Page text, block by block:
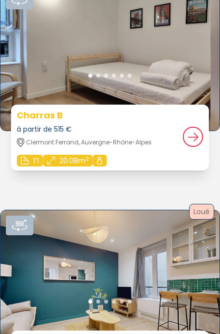
Charras B
à partir de 515 €
Clermont Ferrand, Auvergne-Rhône-Alpes
T1 20.08m2
Loué